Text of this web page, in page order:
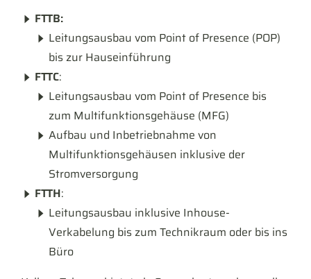
FTTB:
Leitungsausbau vom Point of Presence (POP)
bis zur Hauseinführung
FTTC:
Leitungsausbau vom Point of Presence bis
zum Multifunktionsgehäuse (MFG)
Aufbau und Inbetriebnahme von
Multifunktionsgehäusen inklusive der
Stromversorgung
FTTH:
Leitungsausbau inklusive Inhouse-
Verkabelung bis zum Technikraum oder bis ins
Büro